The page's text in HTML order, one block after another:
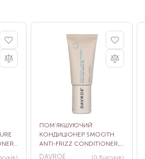
)
ПОМ’ЯКШУЮЧИЙ
КОНДИЦІОНЕР SMOOTH
ANTI-FRIZZ CONDITIONER,
100 МЛ
DAVROE (0 Відгуків)